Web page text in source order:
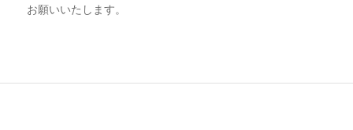
お願いいたします。